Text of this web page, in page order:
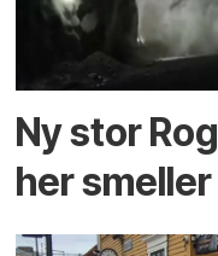
Ny stor
her